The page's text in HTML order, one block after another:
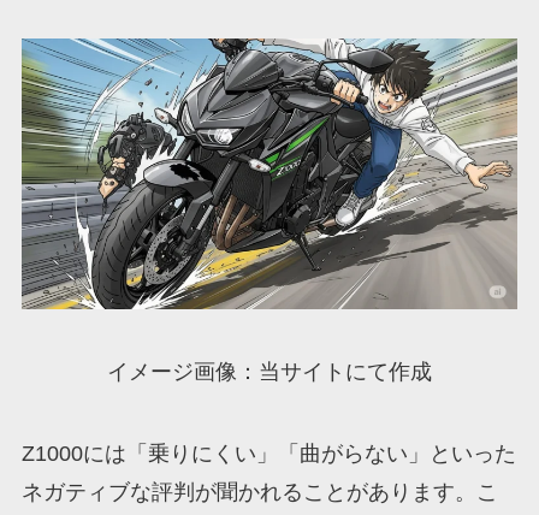
イメージ画像：当サイトにて作成
Z1000には「乗りにくい」「曲がらない」といった
ネガティブな評判が聞かれることがあります。こ